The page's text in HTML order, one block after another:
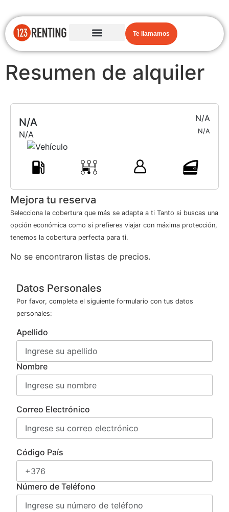
Te llamamos
Resumen de alquiler
N/A
N/A
N/A
N/A
Mejora tu reserva
Selecciona la cobertura que más se adapta a ti Tanto si buscas una
opción económica como si prefieres viajar con máxima protección,
tenemos la cobertura perfecta para ti.
No se encontraron listas de precios.
Datos Personales
Por favor, completa el siguiente formulario con tus datos
personales:
Apellido
Nombre
Correo Electrónico
Código País
Número de Teléfono